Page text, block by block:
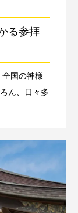
る参拝
国の神様
ん、日々多